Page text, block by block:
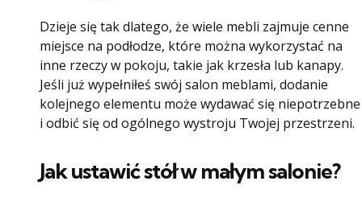
Dzieje się tak dlatego, że wiele mebli zajmuje cenne
miejsce na podłodze, które można wykorzystać na
inne rzeczy w pokoju, takie jak krzesła lub kanapy.
Jeśli już wypełniłeś swój salon meblami, dodanie
kolejnego elementu może wydawać się niepotrzebne
i odbić się od ogólnego wystroju Twojej przestrzeni.
Jak ustawić stół w małym salonie?